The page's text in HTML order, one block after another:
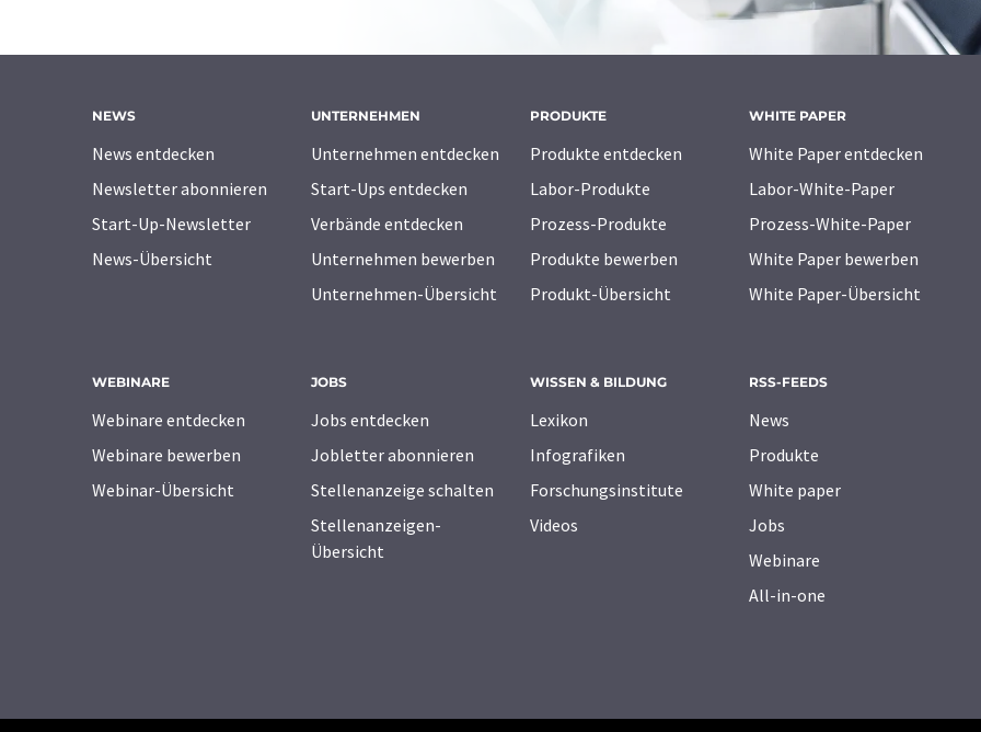
NEWS
News entdecken
Newsletter abonnieren
Start-Up-Newsletter
News-Übersicht
UNTERNEHMEN
Unternehmen entdecken
Start-Ups entdecken
Verbände entdecken
Unternehmen bewerben
Unternehmen-Übersicht
PRODUKTE
Produkte entdecken
Labor-Produkte
Prozess-Produkte
Produkte bewerben
Produkt-Übersicht
WHITE PAPER
White Paper entdecken
Labor-White-Paper
Prozess-White-Paper
White Paper bewerben
White Paper-Übersicht
WEBINARE
Webinare entdecken
Webinare bewerben
Webinar-Übersicht
JOBS
Jobs entdecken
Jobletter abonnieren
Stellenanzeige schalten
Stellenanzeigen-
Übersicht
WISSEN & BILDUNG
Lexikon
Infografiken
Forschungsinstitute
Videos
RSS-FEEDS
News
Produkte
White paper
Jobs
Webinare
All-in-one